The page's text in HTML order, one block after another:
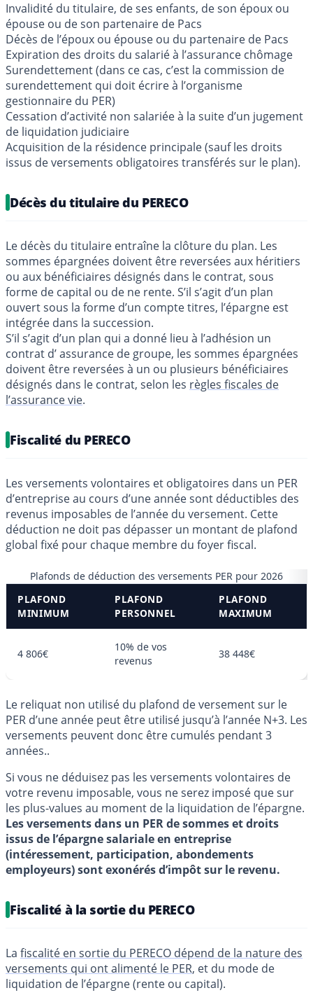
Invalidité du titulaire, de ses enfants, de son époux ou
épouse ou de son partenaire de Pacs
Décès de l’époux ou épouse ou du partenaire de Pacs
Expiration des droits du salarié à l’assurance chômage
Surendettement (dans ce cas, c’est la commission de
surendettement qui doit écrire à l’organisme
gestionnaire du PER)
Cessation d’activité non salariée à la suite d’un jugement
de liquidation judiciaire
Acquisition de la résidence principale (sauf les droits
issus de versements obligatoires transférés sur le plan).
Décès du titulaire du PERECO
Le décès du titulaire entraîne la clôture du plan. Les
sommes épargnées doivent être reversées aux héritiers
ou aux bénéficiaires désignés dans le contrat, sous
forme de capital ou de ne rente. S’il s’agit d’un plan
ouvert sous la forme d’un compte titres, l’épargne est
intégrée dans la succession.
S’il s’agit d’un plan qui a donné lieu à l’adhésion un
contrat d’ assurance de groupe, les sommes épargnées
doivent être reversées à un ou plusieurs bénéficiaires
désignés dans le contrat, selon les règles fiscales de
l’assurance vie.
Fiscalité du PERECO
Les versements volontaires et obligatoires dans un PER
d’entreprise au cours d’une année sont déductibles des
revenus imposables de l’année du versement. Cette
déduction ne doit pas dépasser un montant de plafond
global fixé pour chaque membre du foyer fiscal.
Plafonds de déduction des versements PER pour 2026
PLAFOND
MINIMUM
PLAFOND
PERSONNEL
PLAFOND
MAXIMUM
4 806€
10% de vos
revenus
38 448€
Le reliquat non utilisé du plafond de versement sur le
PER d’une année peut être utilisé jusqu’à l’année N+3. Les
versements peuvent donc être cumulés pendant 3
années..
Si vous ne déduisez pas les versements volontaires de
votre revenu imposable, vous ne serez imposé que sur
les plus-values au moment de la liquidation de l’épargne.
Les versements dans un PER de sommes et droits
issus de l’épargne salariale en entreprise
(intéressement, participation, abondements
employeurs) sont exonérés d’impôt sur le revenu.
Fiscalité à la sortie du PERECO
La fiscalité en sortie du PERECO dépend de la nature des
versements qui ont alimenté le PER, et du mode de
liquidation de l’épargne (rente ou capital).